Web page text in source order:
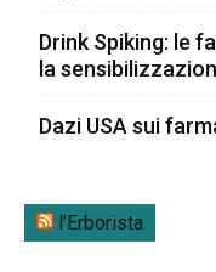
Drink Spiking: le
la
Dazi USA sui
l’Erborista